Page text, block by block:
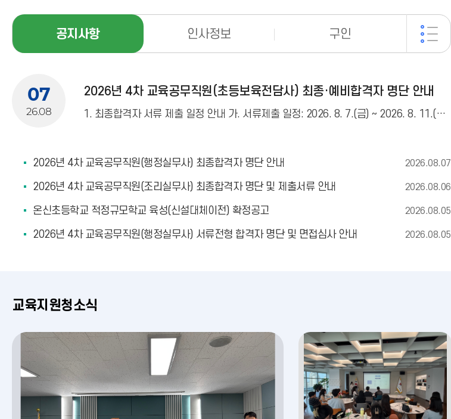
공지사항 인사정보 구인
2026년 4차 교육공무직원(초등보육전담사) 최종·예비합격자 명단 안내
1. 최종합격자 서류 제출 일정 안내 가. 서류제출 일정: 2026. 8. 7.(금) ~ 2026. 8. 11.(화)18:00까지 나. 제출장소: 경기도광명교
26.08
07
2026년 4차 교육공무직원(행정실무사) 최종합격자 명단 안내 2026.08.07
2026년 4차 교육공무직원(조리실무사) 최종합격자 명단 및 제출서류 안내 2026.08.06
온신초등학교 적정규모학교 육성(신설대체이전) 확정공고 2026.08.05
2026년 4차 교육공무직원(행정실무사) 서류전형 합격자 명단 및 면접심사 안내 2026.08.05
항
기
교육지원청소식